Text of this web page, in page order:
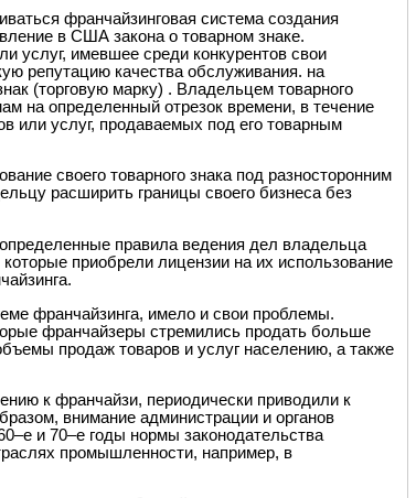
франчайзинговая система создания
в США закона о товарном знаке.
услуг, имевшее среди конкурентов свои
репутацию качества обслуживания. на
(торговую марку) . Владельцем товарного
на определенный отрезок времени, в течение
или услуг, продаваемых под его товарным
своего товарного знака под разносторонним
расширить границы своего бизнеса без
правила ведения дел владельца
приобрели лицензии на их использование
франчайзинга, имело и свои проблемы.
франчайзеры стремились продать больше
продаж товаров и услуг населению, а также
к франчайзи, периодически приводили к
внимание администрации и органов
и 70–е годы нормы законодательства
промышленности, например, в